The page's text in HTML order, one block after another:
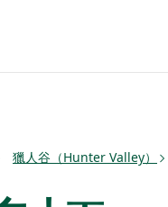
獵人谷（Hunter Valley）